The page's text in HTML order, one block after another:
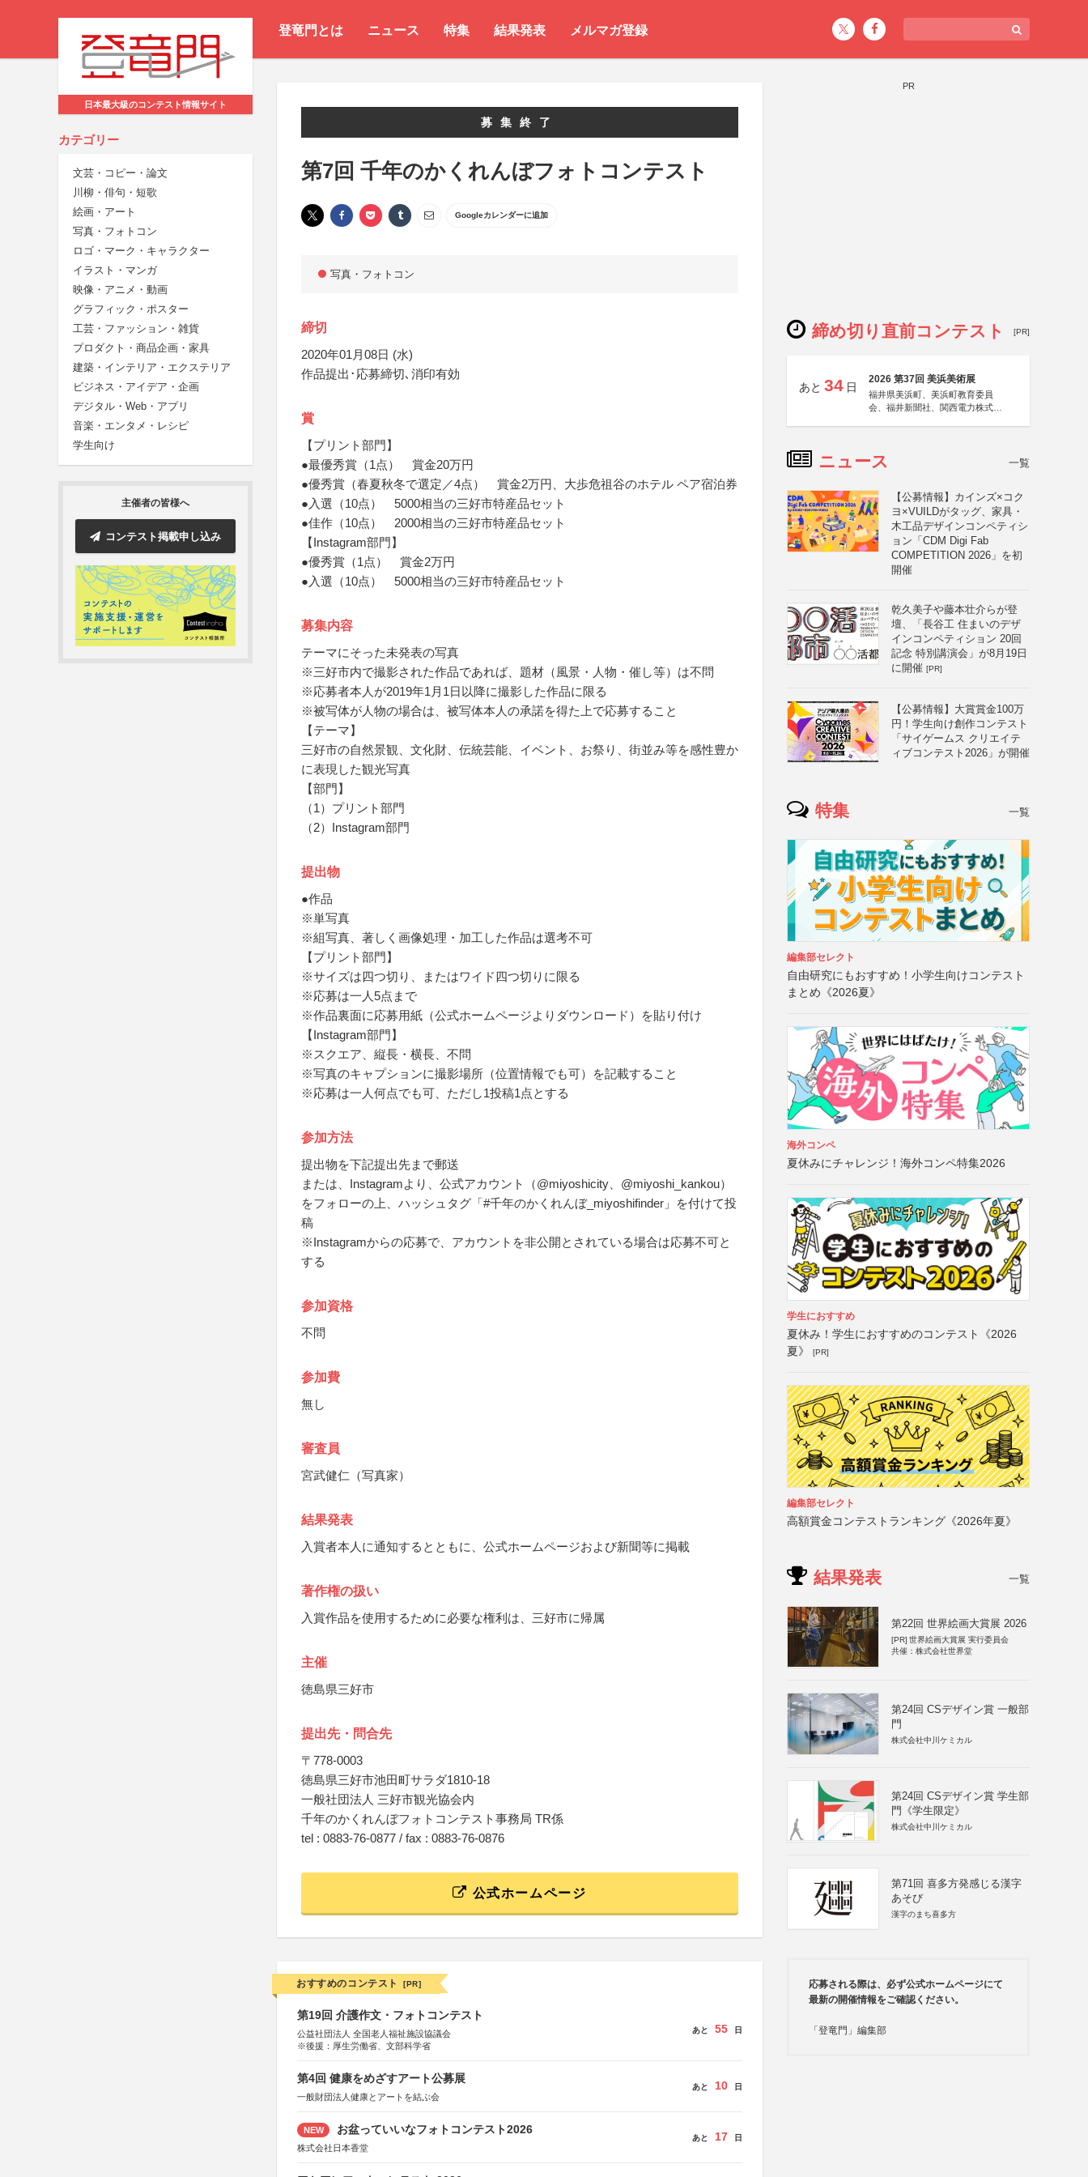
登竜門とは ニュース 特集 結果発表 メルマガ登録
日本最大級のコンテスト情報サイト
カテゴリー
文芸・コピー・論文
川柳・俳句・短歌
絵画・アート
写真・フォトコン
ロゴ・マーク・キャラクター
イラスト・マンガ
映像・アニメ・動画
グラフィック・ポスター
工芸・ファッション・雑貨
プロダクト・商品企画・家具
建築・インテリア・エクステリア
ビジネス・アイデア・企画
デジタル・Web・アプリ
音楽・エンタメ・レシピ
学生向け
主催者の皆様へ
コンテスト掲載申し込み
募集終了
第7回 千年のかくれんぼフォトコンテスト
Googleカレンダーに追加
写真・フォトコン
締切
2020年01月08日 (水)
作品提出･応募締切､消印有効
賞
【プリント部門】
●最優秀賞（1点） 賞金20万円
●優秀賞（春夏秋冬で選定／4点） 賞金2万円、大歩危祖谷のホテル ペア宿泊券
●入選（10点） 5000相当の三好市特産品セット
●佳作（10点） 2000相当の三好市特産品セット
【Instagram部門】
●優秀賞（1点） 賞金2万円
●入選（10点） 5000相当の三好市特産品セット
募集内容
テーマにそった未発表の写真
※三好市内で撮影された作品であれば、題材（風景・人物・催し等）は不問
※応募者本人が2019年1月1日以降に撮影した作品に限る
※被写体が人物の場合は、被写体本人の承諾を得た上で応募すること
【テーマ】
三好市の自然景観、文化財、伝統芸能、イベント、お祭り、街並み等を感性豊か
に表現した観光写真
【部門】
（1）プリント部門
（2）Instagram部門
提出物
●作品
※単写真
※組写真、著しく画像処理・加工した作品は選考不可
【プリント部門】
※サイズは四つ切り、またはワイド四つ切りに限る
※応募は一人5点まで
※作品裏面に応募用紙（公式ホームページよりダウンロード）を貼り付け
【Instagram部門】
※スクエア、縦長・横長、不問
※写真のキャプションに撮影場所（位置情報でも可）を記載すること
※応募は一人何点でも可、ただし1投稿1点とする
参加方法
提出物を下記提出先まで郵送
または、Instagramより、公式アカウント（@miyoshicity、@miyoshi_kankou）
をフォローの上、ハッシュタグ「#千年のかくれんぼ_miyoshifinder」を付けて投
稿
※Instagramからの応募で、アカウントを非公開とされている場合は応募不可と
する
参加資格
不問
参加費
無し
審査員
宮武健仁（写真家）
結果発表
入賞者本人に通知するとともに、公式ホームページおよび新聞等に掲載
著作権の扱い
入賞作品を使用するために必要な権利は、三好市に帰属
主催
徳島県三好市
提出先・問合先
〒778-0003
徳島県三好市池田町サラダ1810-18
一般社団法人 三好市観光協会内
千年のかくれんぼフォトコンテスト事務局 TR係
tel : 0883-76-0877 / fax : 0883-76-0876
公式ホームページ
おすすめのコンテスト [PR]
第19回 介護作文・フォトコンテスト
公益社団法人 全国老人福祉施設協議会
※後援：厚生労働省、文部科学省
あと 55 日
第4回 健康をめざすアート公募展
一般財団法人健康とアートを結ぶ会
あと 10 日
NEW お盆っていいなフォトコンテスト2026
株式会社日本香堂
あと 17 日
PR
締め切り直前コンテスト [PR]
あと 34 日
2026 第37回 美浜美術展
福井県美浜町、美浜町教育委員
会、福井新聞社、関西電力株式会
ニュース 一覧
【公募情報】カインズ×コク
ヨ×VUILDがタッグ、家具・
木工品デザインコンペティシ
ョン「CDM Digi Fab
COMPETITION 2026」を初
開催
乾久美子や藤本壮介らが登
壇、「長谷工 住まいのデザ
インコンペティション 20回
記念 特別講演会」が8月19日
に開催 [PR]
【公募情報】大賞賞金100万
円！学生向け創作コンテスト
「サイゲームス クリエイテ
ィブコンテスト2026」が開催
特集 一覧
編集部セレクト
自由研究にもおすすめ！小学生向けコンテスト
まとめ《2026夏》
海外コンペ
夏休みにチャレンジ！海外コンペ特集2026
学生におすすめ
夏休み！学生におすすめのコンテスト《2026
夏》
[PR]
編集部セレクト
高額賞金コンテストランキング《2026年夏》
結果発表 一覧
第22回 世界絵画大賞展 2026
[PR] 世界絵画大賞展 実行委員会
共催：株式会社世界堂
第24回 CSデザイン賞 一般部
門
株式会社中川ケミカル
第24回 CSデザイン賞 学生部
門《学生限定》
株式会社中川ケミカル
第71回 喜多方発感じる漢字
あそび
漢字のまち喜多方
応募される際は、必ず公式ホームページにて
最新の開催情報をご確認ください。
「登竜門」編集部